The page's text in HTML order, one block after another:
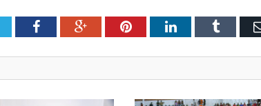
FacebookGoogle+PinterestLinkedInTumblr